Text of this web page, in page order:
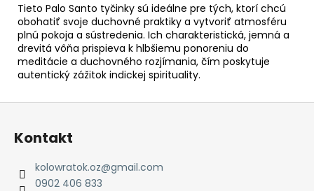
Tieto Palo Santo tyčinky sú ideálne pre tých, ktorí chcú
obohatiť svoje duchovné praktiky a vytvoriť atmosféru
plnú pokoja a sústredenia. Ich charakteristická, jemná a
drevitá vôňa prispieva k hlbšiemu ponoreniu do
meditácie a duchovného rozjímania, čím poskytuje
autentický zážitok indickej spirituality.
Z
Kontakt
kolowratok.oz@gmail.com
0902 406 833